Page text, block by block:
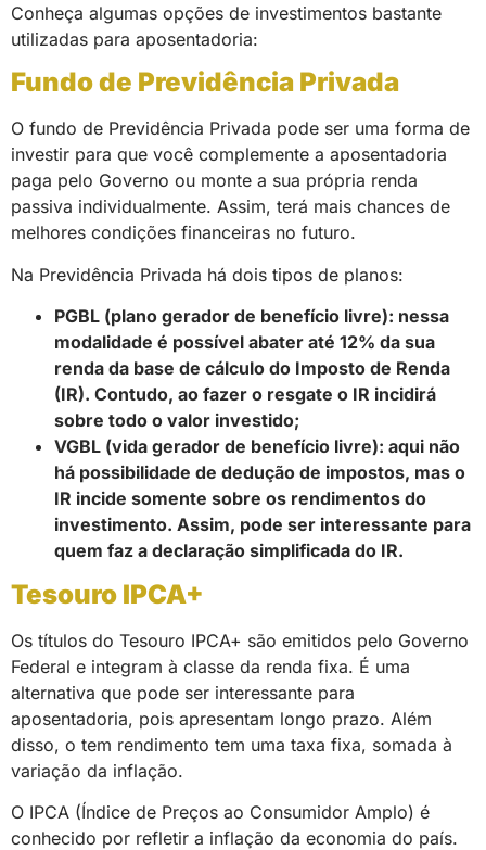
Conheça algumas opções de investimentos bastante
utilizadas para aposentadoria:
Fundo de Previdência Privada
O fundo de Previdência Privada pode ser uma forma de
investir para que você complemente a aposentadoria
paga pelo Governo ou monte a sua própria renda
passiva individualmente. Assim, terá mais chances de
melhores condições financeiras no futuro.
Na Previdência Privada há dois tipos de planos:
PGBL (plano gerador de benefício livre): nessa
modalidade é possível abater até 12% da sua
renda da base de cálculo do Imposto de Renda
(IR). Contudo, ao fazer o resgate o IR incidirá
sobre todo o valor investido;
VGBL (vida gerador de benefício livre): aqui não
há possibilidade de dedução de impostos, mas o
IR incide somente sobre os rendimentos do
investimento. Assim, pode ser interessante para
quem faz a declaração simplificada do IR.
Tesouro IPCA+
Os títulos do Tesouro IPCA+ são emitidos pelo Governo
Federal e integram à classe da renda fixa. É uma
alternativa que pode ser interessante para
aposentadoria, pois apresentam longo prazo. Além
disso, o tem rendimento tem uma taxa fixa, somada à
variação da inflação.
O IPCA (Índice de Preços ao Consumidor Amplo) é
conhecido por refletir a inflação da economia do país.